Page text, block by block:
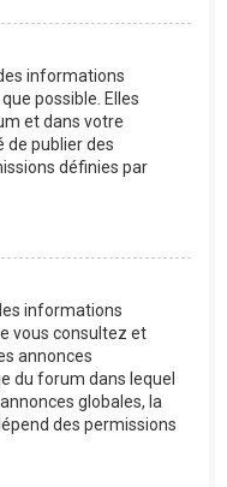
informations
possible. Elles
et dans votre
de publier des
définies par
informations
vous consultez et
annonces
du forum dans lequel
globales, la
des permissions